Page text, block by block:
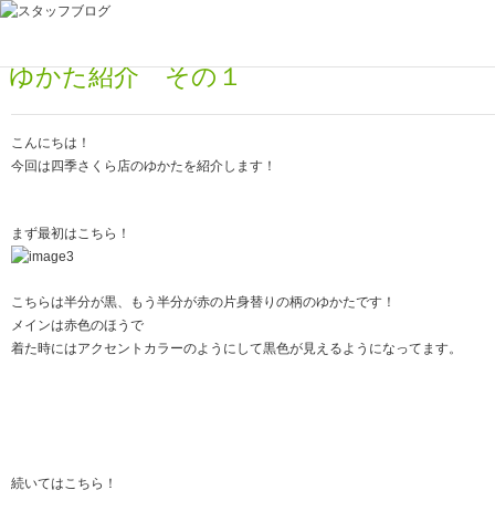
ゆかた紹介 その１
こんにちは！
今回は四季さくら店のゆかたを紹介します！
まず最初はこちら！
こちらは半分が黒、もう半分が赤の片身替りの柄のゆかたです！
メインは赤色のほうで
着た時にはアクセントカラーのようにして黒色が見えるようになってます。
続いてはこちら！